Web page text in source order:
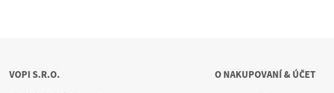
VOPI S.R.O. O NAKUPOVANÍ & ÚČET